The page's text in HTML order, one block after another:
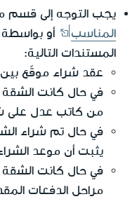
يجب التوجه إلى قسم
المناسب
أو بواسطة
المستندات التالية:
عقد شراء موقّع
في حال كانت
من كاتب عدل
في حال تم شراء
يثبت أن موعد
في حال كانت الشقة
مراحل الدفعات